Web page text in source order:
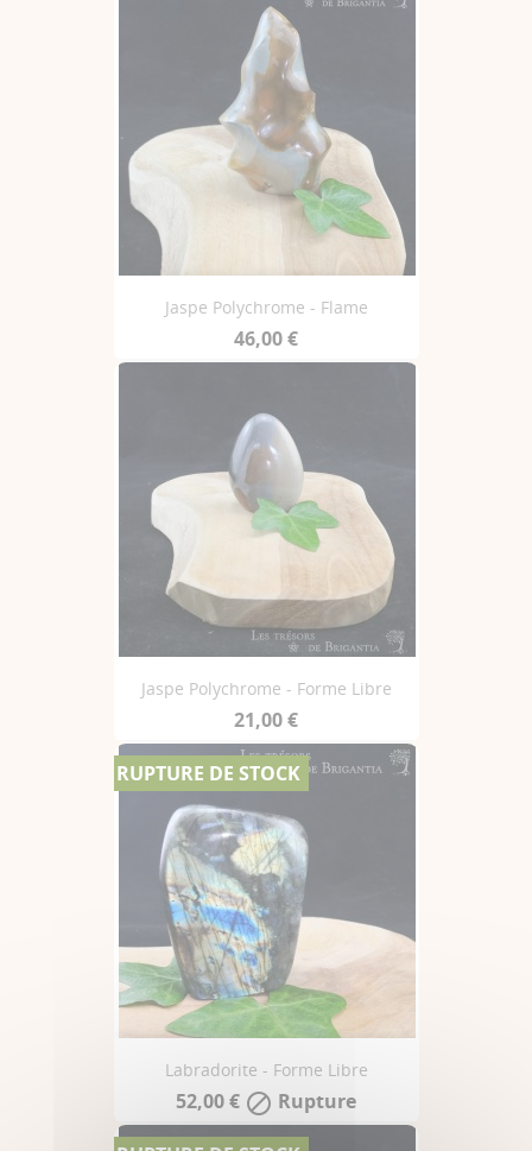
Jaspe Polychrome - Flame
46,00 €
Jaspe Polychrome - Forme Libre
21,00 €
Labradorite - Forme Libre
52,00 €  Rupture
RUPTURE DE STOCK